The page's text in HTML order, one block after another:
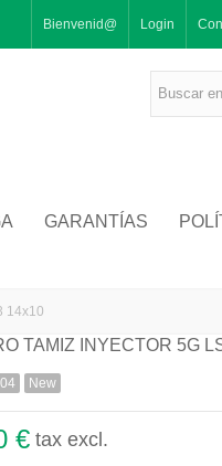
Bienvenid@ Login
GARANTÍAS
14x10
TAMIZ INYECTOR 5G
New
€ tax excl.